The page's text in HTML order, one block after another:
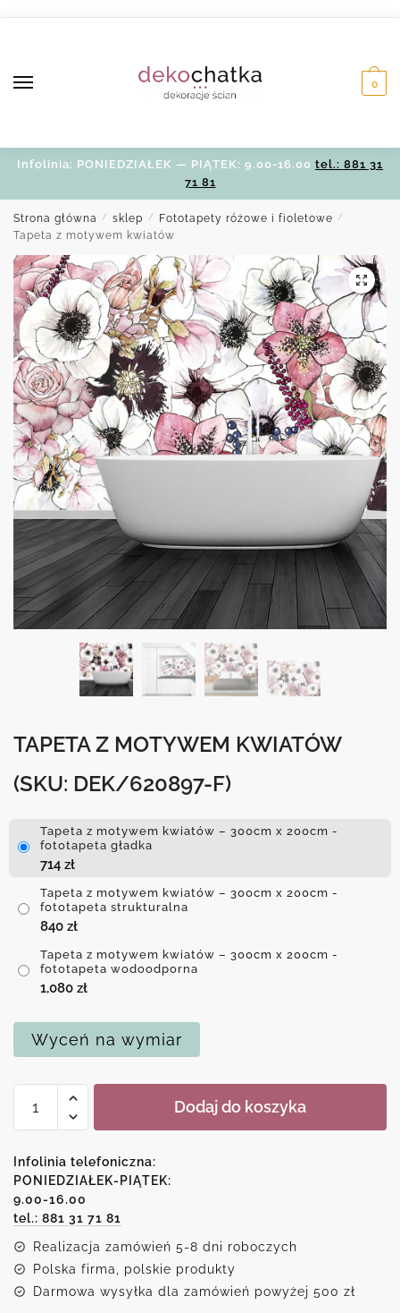
0
Infolinia: PONIEDZIAŁEK — PIĄTEK: 9.00-16.00 tel.: 881 31
71 81
Strona główna / sklep / Fototapety różowe i fioletowe /
Tapeta z motywem kwiatów
TAPETA Z MOTYWEM KWIATÓW
(SKU: DEK/620897-F)
Tapeta z motywem kwiatów – 300cm x 200cm -
fototapeta gładka
714 zł
Tapeta z motywem kwiatów – 300cm x 200cm -
fototapeta strukturalna
840 zł
Tapeta z motywem kwiatów – 300cm x 200cm -
fototapeta wodoodporna
1,080 zł
Wyceń na wymiar
Tapeta
motywem
kwiatów
Dodaj do koszyka
Infolinia telefoniczna:
PONIEDZIAŁEK-PIĄTEK:
9.00-16.00
tel.: 881 31 71 81
Realizacja zamówień 5-8 dni roboczych
Polska firma, polskie produkty
Darmowa wysyłka dla zamówień powyżej 500 zł